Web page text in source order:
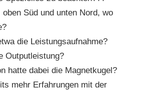
Süd und unten Nord, wo
die Leistungsaufnahme?
Outputleistung?
hatte dabei die Magnetkugel?
mehr Erfahrungen mit der